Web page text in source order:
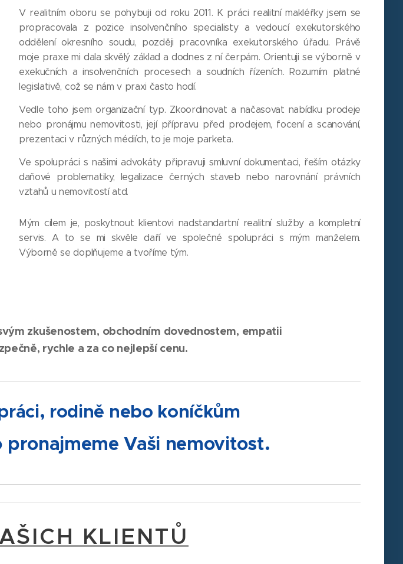
V realitním oboru se pohybuji od roku 2011. K práci realitní makléřky jsem se
propracovala z pozice insolvenčního specialisty a vedoucí exekutorského
oddělení okresního soudu, později pracovníka exekutorského úřadu. Právě
moje praxe mi dala skvělý základ a dodnes z ní čerpám. Orientuji se výborně v
exekučních a insolvenčních procesech a soudních řízeních. Rozumím platné
legislativě, což se nám v praxi často hodí.
Vedle toho jsem organizační typ. Zkoordinovat a načasovat nabídku prodeje
nebo pronájmu nemovitosti, její přípravu před prodejem, focení a scanování,
prezentaci v různých médiích, to je moje parketa.
Ve spolupráci s našimi advokáty připravuji smluvní dokumentaci, řeším otázky
daňové problematiky, legalizace černých staveb nebo narovnání právních
vztahů u nemovitostí atd.
Mým cílem je, poskytnout klientovi nadstandartní realitní služby a kompletní
servis. A to se mi skvěle daří ve společné spolupráci s mým manželem.
Výborně se doplňujeme a tvoříme tým.
zkušenostem, obchodním dovednostem, empatii
rychle a za co nejlepší cenu.
rodině nebo koníčkům
Vaši nemovitost.
KLIENTŮ